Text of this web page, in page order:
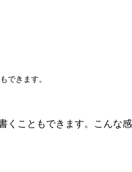
できます。
くこともできます。こんな